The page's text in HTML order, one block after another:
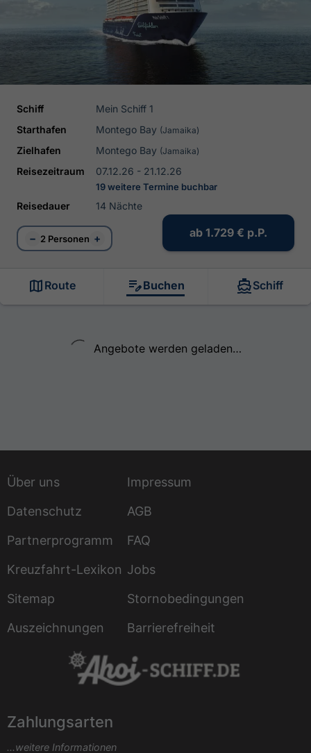
Schiff
Mein Schiff 1
Starthafen
Montego Bay (Jamaika)
Zielhafen Montego Bay (Jamaika)
Reisezeitraum 07.12.26 - 21.12.26
19 weitere Termine buchbar
Reisedauer 14 Nächte
− 2 Personen + ab 1.729 € p.P.
Route Buchen Schiff
Angebote werden geladen…
Über uns
Impressum
Datenschutz
AGB
Partnerprogramm
FAQ
Kreuzfahrt-Lexikon Jobs
Sitemap
Stornobedingungen
Auszeichnungen
Barrierefreiheit
Zahlungsarten
...weitere Informationen